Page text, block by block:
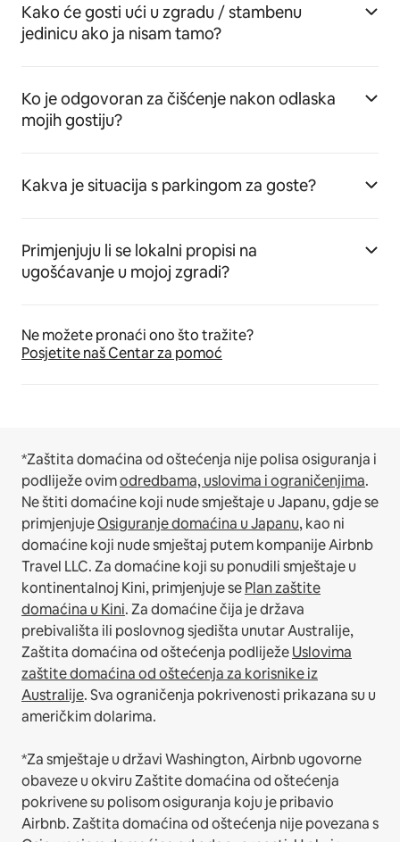
Kako će gosti ući u zgradu / stambenu
jedinicu ako ja nisam tamo?
Ko je odgovoran za čišćenje nakon odlaska
mojih gostiju?
Kakva je situacija s parkingom za goste?
Primjenjuju li se lokalni propisi na
ugošćavanje u mojoj zgradi?
Ne možete pronaći ono što tražite?
Posjetite naš Centar za pomoć
*Zaštita domaćina od oštećenja nije polisa osiguranja i
podliježe ovimodredbama, uslovima i ograničenjima.
Ne štiti domaćine koji nude smještaje u Japanu, gdje se
primjenjujeOsiguranje domaćina u Japanu, kao ni
domaćine koji nude smještaj putem kompanije Airbnb
Travel LLC.Za domaćine koji su ponudili smještaje u
kontinentalnoj Kini, primjenjuje sePlan zaštite
domaćina u Kini.Za domaćine čija je država
prebivališta ili poslovnog sjedišta unutar Australije,
Zaštita domaćina od oštećenja podliježeUslovima
zaštite domaćina od oštećenja za korisnike iz
Australije. Sva ograničenja pokrivenosti prikazana su u
američkim dolarima.
*Za smještaje u državi Washington, Airbnb ugovorne
obaveze u okviru Zaštite domaćina od oštećenja
pokrivene su polisom osiguranja koju je pribavio
Airbnb. Zaštita domaćina od oštećenja nije povezana s